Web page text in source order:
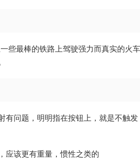
些最棒的铁路上驾驶强力而真实的火
有问题，明明指在按钮上，就是不触发
应该更有重量，惯性之类的